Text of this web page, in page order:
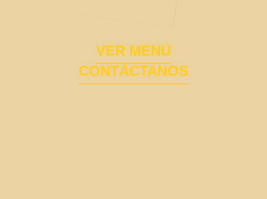
VER MENÚ
CONTÁCTANOS